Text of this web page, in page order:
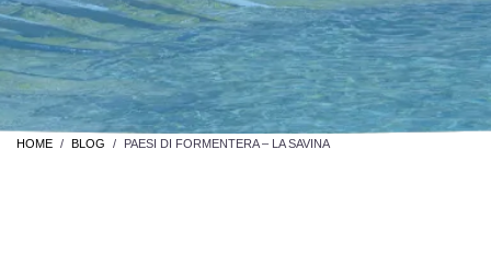
HOME BLOG PAESI DI FORMENTERA – LA SAVINA